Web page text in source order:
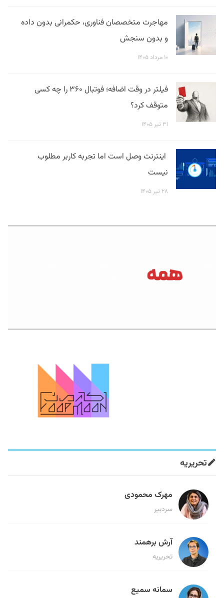
مهاجرت متخصصان فناوری، حکمرانی بدون داده
و بدون سنجش
۱۰ مرداد ۱۴۰۵
فیلتر در وقت اضافه؛ فوتبال ۳۶۰ را چه کسی
متوقف کرد؟
۳۱ تیر ۱۴۰۵
اینترنت وصل است اما تجربه کاربر مطلوب
نیست
۲۸ تیر ۱۴۰۵
تحریریه
مهرک محمودی
سردبیر
آرش برهمند
تحریریه
سمانه سمیع